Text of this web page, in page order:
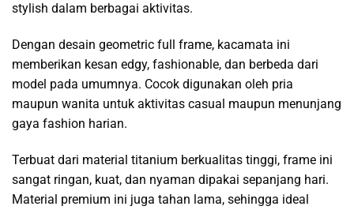
stylish dalam berbagai aktivitas.
Dengan desain geometric full frame, kacamata ini
memberikan kesan edgy, fashionable, dan berbeda dari
model pada umumnya. Cocok digunakan oleh pria
maupun wanita untuk aktivitas casual maupun menunjang
gaya fashion harian.
Terbuat dari material titanium berkualitas tinggi, frame ini
sangat ringan, kuat, dan nyaman dipakai sepanjang hari.
Material premium ini juga tahan lama, sehingga ideal